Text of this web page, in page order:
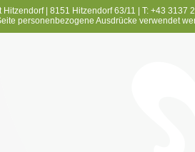
Hitzendorf | 8151 Hitzendorf 63/11 | T: +43 3137
personenbezogene Ausdrücke verwendet